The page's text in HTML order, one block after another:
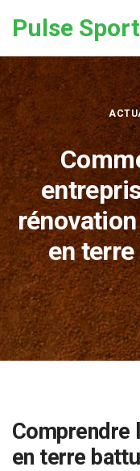
Pulse Sport
en
Comprendre
en terre